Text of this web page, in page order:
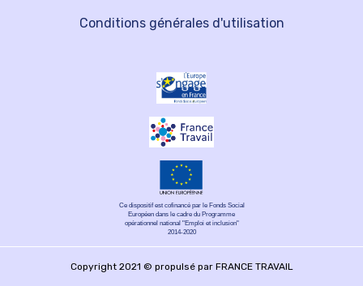
Conditions générales d'utilisation
Ce dispositif est cofinancé par le Fonds Social
Européen dans le cadre du Programme
opérationnel national "Emploi et inclusion"
2014-2020
Copyright 2021 © propulsé par FRANCE TRAVAIL